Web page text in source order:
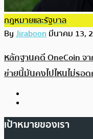
กฎหมายและรัฐบาล
ByJiraboonมีนาคม 13,
หลักฐานคดี OneCoin จ
ข่ายนี้มันคงไปไหนไม่รอ
เป้าหมายของเรา